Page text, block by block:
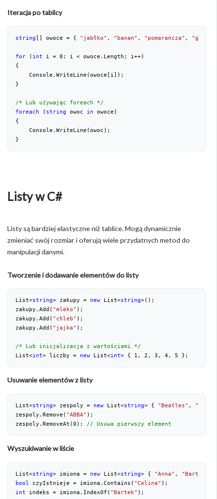
Iteracja po tablicy
string [] owoce = { "jabłko" , "banan" , "pomarańcza" ,
for ( int i = 0 ; i < owoce.Length; i++)
{
    Console.WriteLine(owoce[i]);
}
/* Lub używając foreach */
foreach ( string owoc in owoce)
{
    Console.WriteLine(owoc);
}
Listy w C#
Listy są bardziej elastyczne niż tablice. Mogą dynamicznie
zmieniać swój rozmiar i oferują wiele przydatnych metod do
manipulacji danymi.
Tworzenie i dodawanie elementów do listy
List<string> zakupy = new List<string>();
zakupy.Add( "mleko" );
zakupy.Add( "chleb" );
zakupy.Add( "jajka" );
/* Lub inicjalizacja z wartościami */
List<int> liczby = new List<int> { 1 , 2 , 3 , 4, 5 };
Usuwanie elementów z listy
List<string> zespoly = new List<string> { "Beatles" ,
zespoly.Remove( "ABBA" );
zespoly.RemoveAt(0 ); // Usuwa pierwszy element
Wyszukiwanie w liście
List<string> imiona = new List<string> { "Anna" , "Bartek"
bool
czyIstnieje = imiona.Contains( "Celina" );
int indeks = imiona.IndexOf( "Bartek" );